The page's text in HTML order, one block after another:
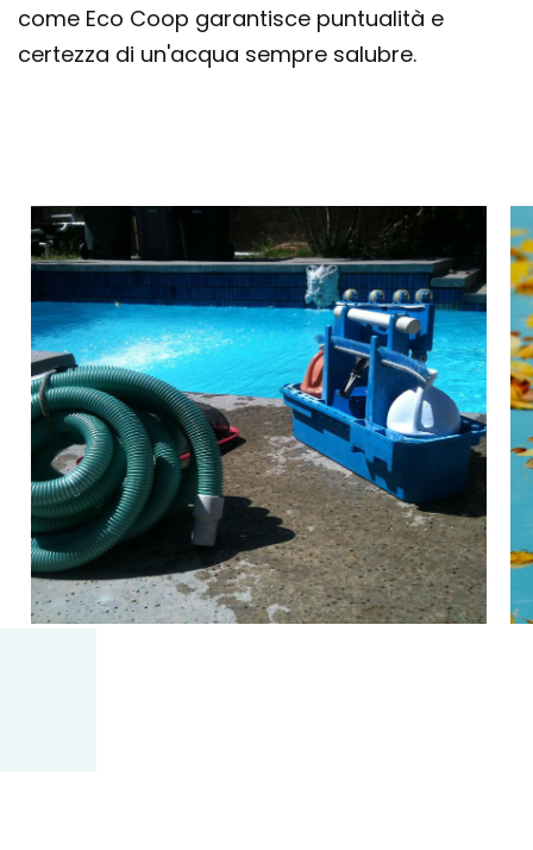
come Eco Coop garantisce puntualità e
certezza di un'acqua sempre salubre.